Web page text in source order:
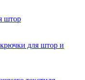
штор
для штор и